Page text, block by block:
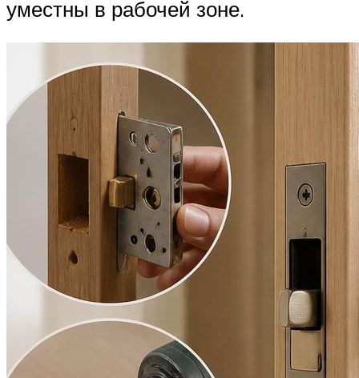
уместны в рабочей зоне.